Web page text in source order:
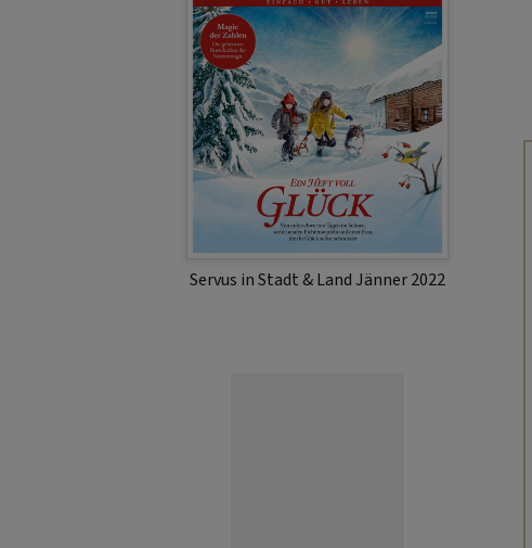
Servus in Stadt & Land Jänner 2022